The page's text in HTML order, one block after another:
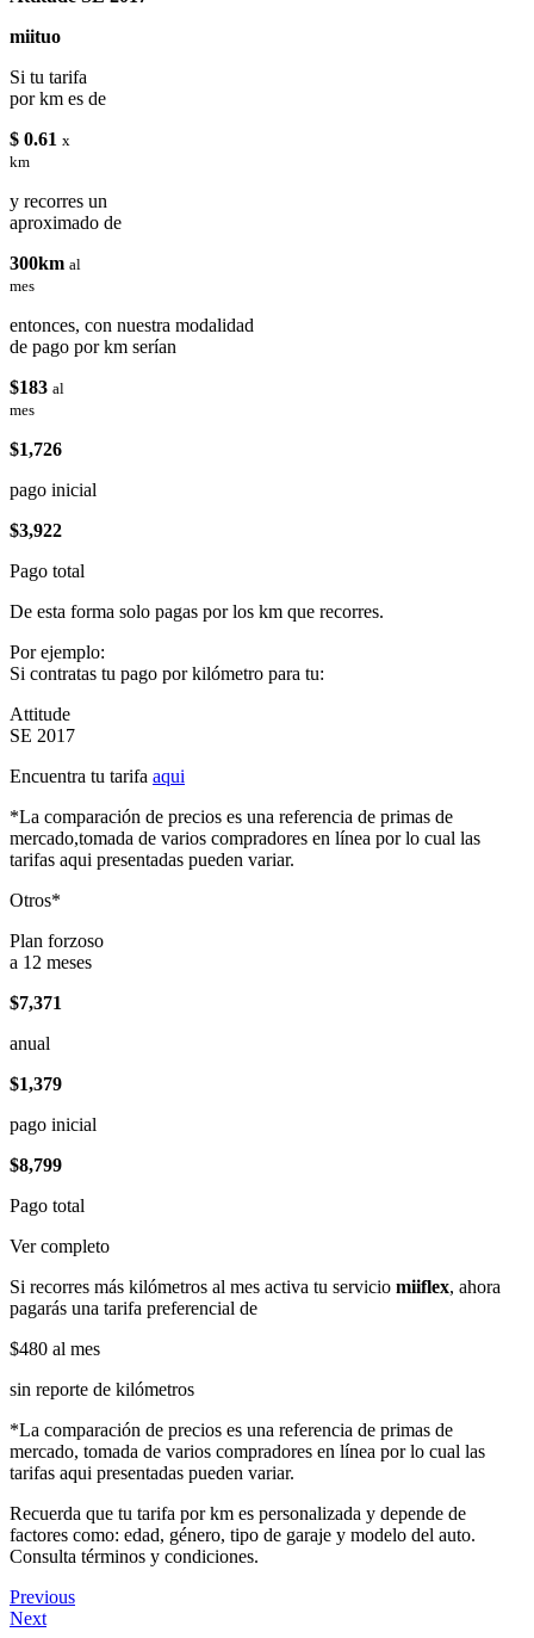
miituo
Si tu tarifa
por km es de
$ 0.61 x
km
y recorres un
aproximado de
300km al
mes
entonces, con nuestra modalidad
de pago por km serían
$183 al
mes
$1,726
pago inicial
$3,922
Pago total
De esta forma solo pagas por los km que recorres.
Por ejemplo:
Si contratas tu pago por kilómetro para tu:
Attitude
SE 2017
Encuentra tu tarifa aqui
*La comparación de precios es una referencia de primas de
mercado,tomada de varios compradores en línea por lo cual las
tarifas aqui presentadas pueden variar.
Otros*
Plan forzoso
a 12 meses
$7,371
anual
$1,379
pago inicial
$8,799
Pago total
Ver completo
Si recorres más kilómetros al mes activa tu servicio miiflex, ahora
pagarás una tarifa preferencial de
$480 al mes
sin reporte de kilómetros
*La comparación de precios es una referencia de primas de
mercado, tomada de varios compradores en línea por lo cual las
tarifas aqui presentadas pueden variar.
Recuerda que tu tarifa por km es personalizada y depende de
factores como: edad, género, tipo de garaje y modelo del auto.
Consulta términos y condiciones.
Previous
Next